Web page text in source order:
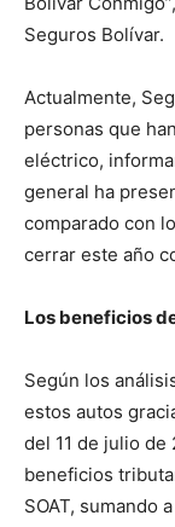
Seguros Bolívar.
Actualmente,
personas que
eléctrico,
general ha
comparado con
cerrar este año
Los beneficios
Según los
estos autos
del 11 de julio de
beneficios
SOAT, sumando